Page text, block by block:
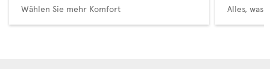
Wählen Sie mehr Komfort Alles, was